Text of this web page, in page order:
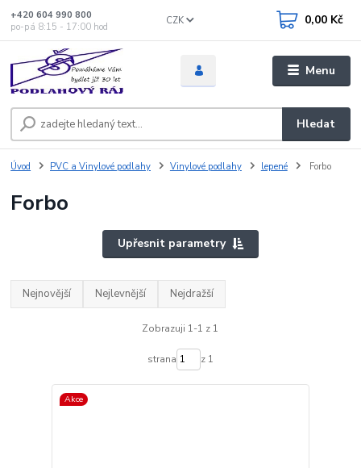
Menu
CZK
Hledat
+420 604 990 800
po-pá 8:15 - 17:00 hod
0,00 Kč
Úvod PVC a Vinylové podlahy Vinylové podlahy lepené Forbo
Forbo
Upřesnit parametry
Nejnovější Nejlevnější Nejdražší
Zobrazuji 1-1 z 1
strana z 1
Akce